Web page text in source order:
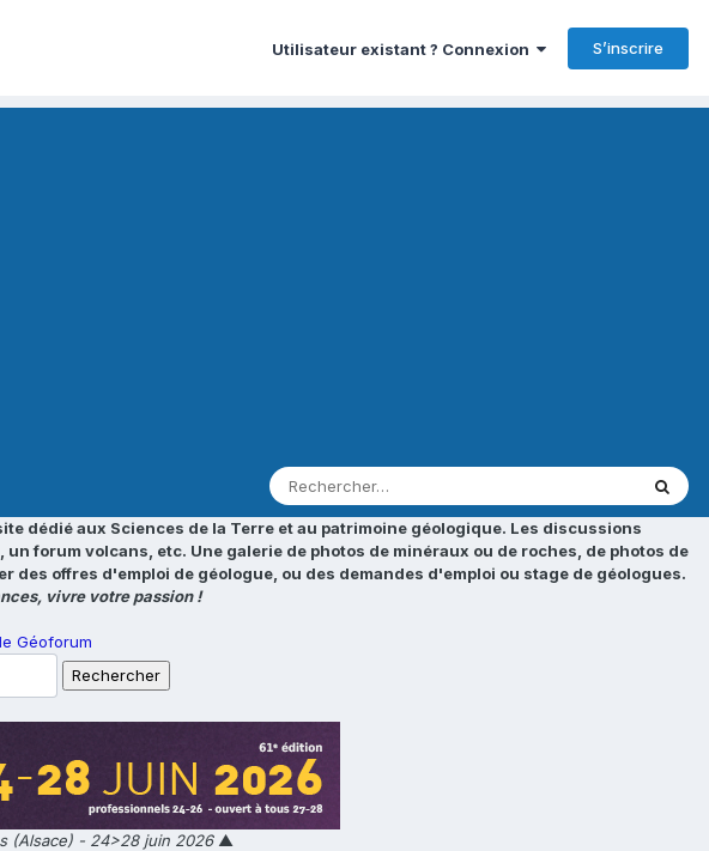
Utilisateur existant ? Connexion S’inscrire
dédié aux Sciences de la Terre et au patrimoine géologique. Les discussions
forum volcans, etc. Une galerie de photos de minéraux ou de roches, de photos de
offres d'emploi de géologue, ou des demandes d'emploi ou stage de géologues.
vivre votre passion !
Géoforum
(Alsace) - 24>28 juin 2026▲